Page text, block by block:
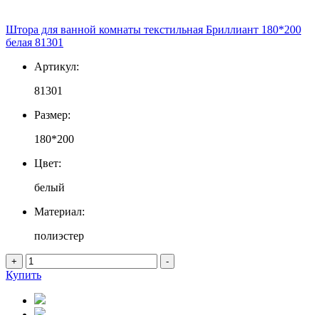
Штора для ванной комнаты текстильная Бриллиант 180*200
белая 81301
Артикул:
81301
Размер:
180*200
Цвет:
белый
Материал:
полиэстер
+ -
Купить